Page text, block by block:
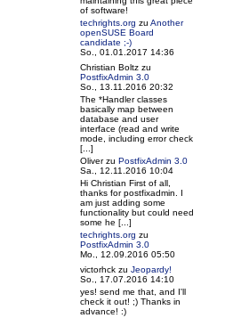
of software!
techrights.org zu Another
openSUSE Board
candidate ;-)
So., 01.01.2017 14:36
Christian Boltz zu
PostfixAdmin 3.0
So., 13.11.2016 20:32
The *Handler classes
basically map between
database and user
interface (read and write
mode, including error check
[...]
Oliverzu PostfixAdmin 3.0
Sa., 12.11.2016 10:04
Hi Christian First of all,
thanks for postfixadmin. I
am just adding some
functionality but could need
some he [...]
techrights.org zu
PostfixAdmin 3.0
Mo., 12.09.2016 05:50
victorhck zu Jeopardy!
So., 17.07.2016 14:10
yes! send me that, and I'll
check it out! ;) Thanks in
advance! :)